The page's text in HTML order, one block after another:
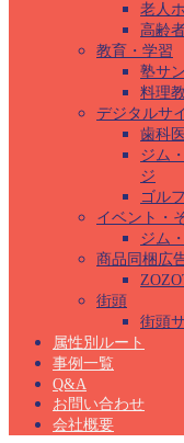
老人
高齢
教育・学習
塾サ
料理
デジタルサ
歯科
ジム
ジ
ゴル
イベント・
ジム
商品同梱広
街頭
街頭
属性別ルート
事例一覧
Q&A
お問い合わせ
会社概要